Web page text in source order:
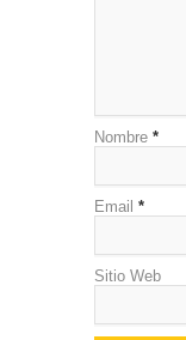
Nombre *
Email *
Sitio Web